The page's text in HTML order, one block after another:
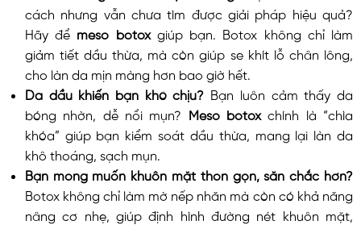
cách nhưng vẫn chưa tìm được giải pháp hiệu quả?
Hãy để meso botoxgiúp bạn. Botox không chỉ làm
giảm tiết dầu thừa, mà còn giúp se khít lỗ chân lông,
cho làn da mịn màng hơn bao giờ hết.
Da dầu khiến bạn khó chịu? Bạn luôn cảm thấy da
bóng nhờn, dễ nổi mụn? Meso botoxchính là “chìa
khóa” giúp bạn kiểm soát dầu thừa, mang lại làn da
khô thoáng, sạch mụn.
Bạn mong muốn khuôn mặt thon gọn, săn chắc hơn?
Botox không chỉ làm mờ nếp nhăn mà còn có khả năng
nâng cơ nhẹ, giúp định hình đường nét khuôn mặt,